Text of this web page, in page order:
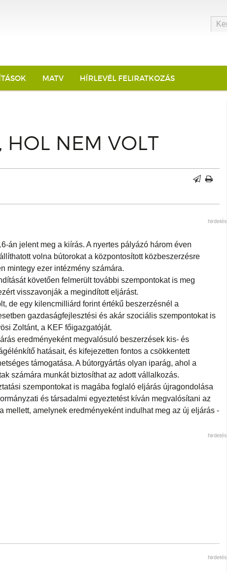
MATV HÍRLEVÉL FELIRATKOZÁS
HOL NEM VOLT
hirdetés
án jelent meg a kiírás. A nyertes pályázó három éven
volna bútorokat a központosított közbeszerzésre
mintegy ezer intézmény számára.
követően felmerült további szempontokat is meg
visszavonják a megindított eljárást.
de egy kilencmilliárd forint értékű beszerzésnél a
gazdaságfejlesztési és akár szociális szempontokat is
Zoltánt, a KEF főigazgatóját.
eredményeként megvalósuló beszerzések kis- és
hatásait, és kifejezetten fontos a csökkentett
támogatása. A bútorgyártás olyan iparág, ahol a
számára munkát biztosíthat az adott vállalkozás.
szempontokat is magába foglaló eljárás újragondolása
és társadalmi egyeztetést kíván megvalósítani az
mellett, amelynek eredményeként indulhat meg az új eljárás -
hirdetés
hirdetés